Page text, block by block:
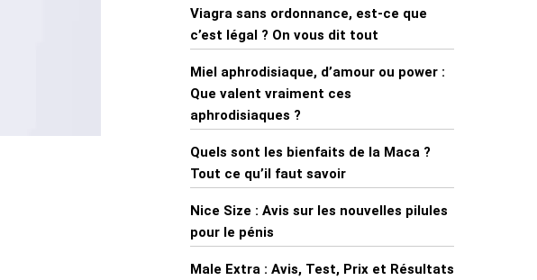
Viagra sans ordonnance, est-ce que
c’est légal ? On vous dit tout
Miel aphrodisiaque, d’amour ou power :
Que valent vraiment ces
aphrodisiaques ?
Quels sont les bienfaits de la Maca ?
Tout ce qu’il faut savoir
Nice Size : Avis sur les nouvelles pilules
pour le pénis
Male Extra : Avis, Test, Prix et Résultats